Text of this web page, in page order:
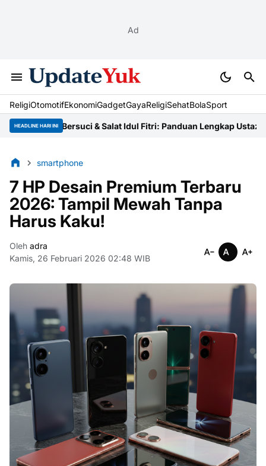
Ad
ReligiOtomotifEkonomiGadgetGayaReligiSehatBolaSport
HEADLINE HARI INI
Cara Bersuci & Salat Idul Fitri: Panduan Lengkap UstazNiat
smartphone
7 HP Desain Premium Terbaru
2026: Tampil Mewah Tanpa
Harus Kaku!
Oleh adra
Kamis, 26 Februari 2026 02:48 WIB